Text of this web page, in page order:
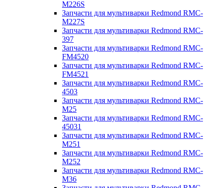
M226S
Запчасти для мультиварки Redmond RMC-
M227S
Запчасти для мультиварки Redmond RMC-
397
Запчасти для мультиварки Redmond RMC-
FM4520
Запчасти для мультиварки Redmond RMC-
FM4521
Запчасти для мультиварки Redmond RMC-
4503
Запчасти для мультиварки Redmond RMC-
M25
Запчасти для мультиварки Redmond RMC-
45031
Запчасти для мультиварки Redmond RMC-
M251
Запчасти для мультиварки Redmond RMC-
M252
Запчасти для мультиварки Redmond RMC-
M36